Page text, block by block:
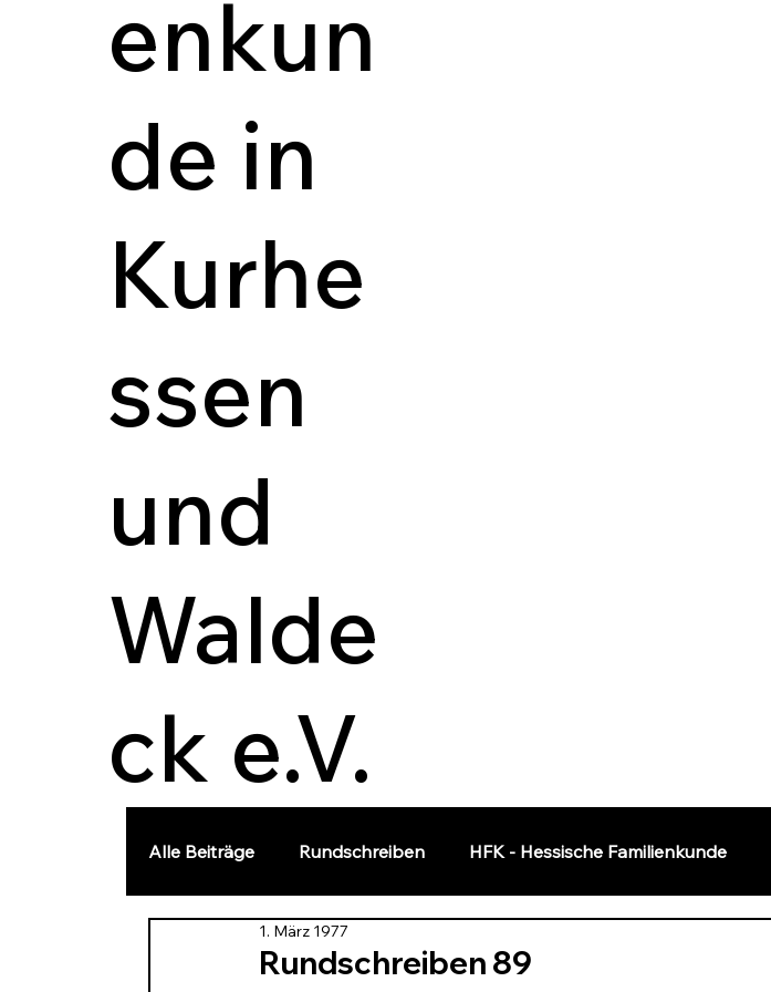
enkun
de in
Kurhe
ssen
und
Walde
ck e.V.
Alle Beiträge Rundschreiben HFK - Hessische Familienkunde
Landesgeschichte
Rundschreiben 89
1. März 1977